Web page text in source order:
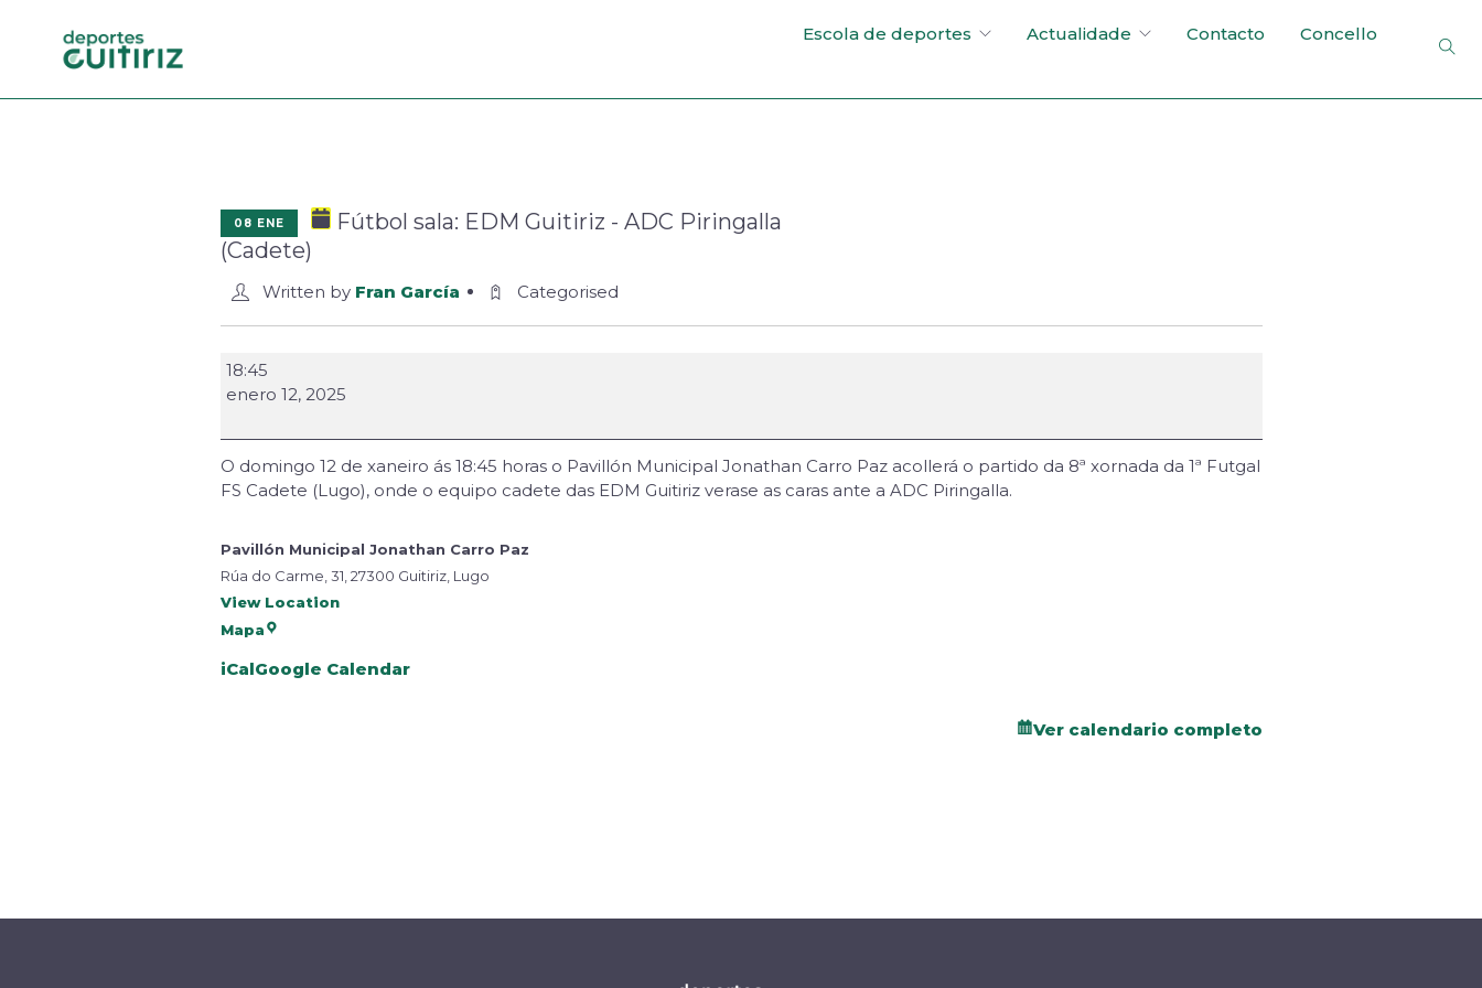
Escola de deportes Actualidade Contacto Concello
08 ENE
Fútbol sala: EDM Guitiriz - ADC Piringalla
(Cadete)
Written by Fran García Categorised
18:45
enero 12, 2025
O domingo 12 de xaneiro ás 18:45 horas o Pavillón Municipal Jonathan Carro Paz acollerá o partido da 8ª xornada da 1ª Futgal
FS Cadete (Lugo), onde o equipo cadete das EDM Guitiriz verase as caras ante a ADC Piringalla.
Pavillón Municipal Jonathan Carro Paz
Rúa do Carme, 31, 27300 Guitiriz, Lugo
View Location
Mapa
iCalGoogle Calendar
Ver calendario completo